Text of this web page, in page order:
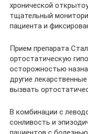
хронической
тщательный
пациента и
Прием препарата
ортостатическую
осторожностью
другие
вызвать
В комбинации с
сонливость и